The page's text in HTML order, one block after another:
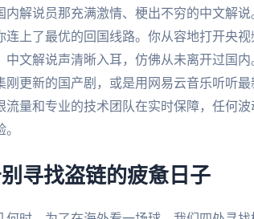
内解说员那充满激情、梗出不穷的中文解
连上了最优的回国线路。你从容地打开央
中文解说声清晰入耳，仿佛从未离开过国
刚更新的国产剧，或是用网易云音乐听听
流量和专业的技术团队在实时保障，任何
寻找盗链的疲惫日子